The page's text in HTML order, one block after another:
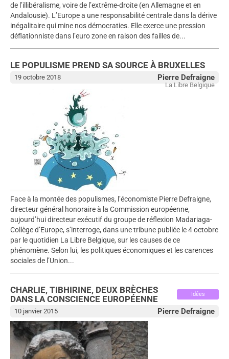
de l’illibéralisme, voire de l’extrême-droite (en Allemagne et en
Andalousie). L’Europe a une responsabilité centrale dans la dérive
inégalitaire qui mine nos démocraties. Elle exerce une pression
déflationniste dans l’euro zone en raison des failles de...
LE POPULISME PREND SA SOURCE À BRUXELLES
Pierre Defraigne
La Libre Belgique
19 octobre 2018
Face à la montée des populismes, l’économiste Pierre Defraigne,
directeur général honoraire à la Commission européenne,
aujourd’hui directeur exécutif du groupe de réflexion Madariaga-
Collège d’Europe, s’interroge, dans une tribune publiée le 4 octobre
par le quotidien La Libre Belgique, sur les causes de ce
phénomène. Selon lui, les politiques économiques et les carences
sociales de l’Union...
Idées
CHARLIE, TIBHIRINE, DEUX BRÈCHES
DANS LA CONSCIENCE EUROPÉENNE
Pierre Defraigne
10 janvier 2015